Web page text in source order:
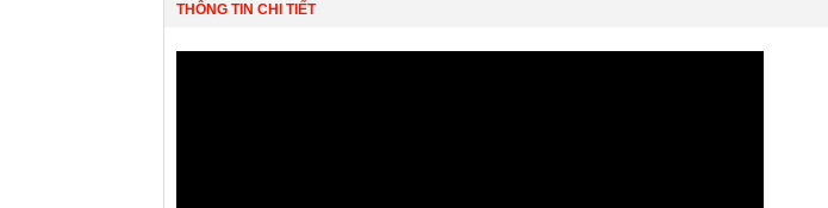
THÔNG TIN CHI TIẾT